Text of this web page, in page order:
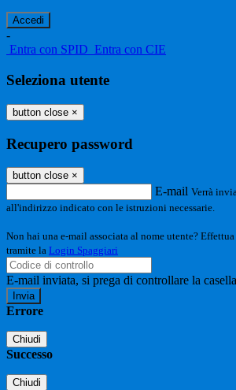
-
Entra con SPID Entra con CIE
Seleziona utente
button close ×
Recupero password
button close ×
E-mail Verrà
all'indirizzo indicato con le istruzioni necessarie.
Non hai una e-mail associata al nome utente?
tramite la Login Spaggiari
E-mail inviata, si prega di controllare la
Errore
Chiudi
Successo
Chiudi